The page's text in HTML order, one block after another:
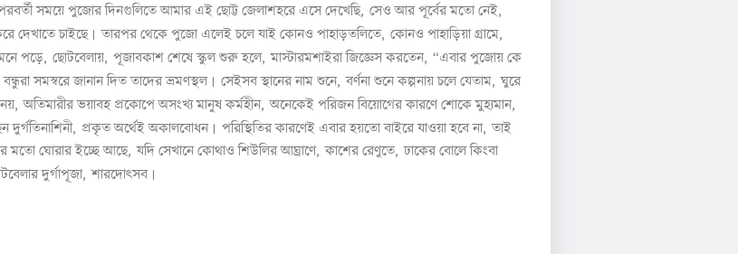
সময়েপুজোরদিনগুলিতেআমার এইছোট্টজেলাশহরে এসেদেখেছি, সেও আরপূর্বেরমতোনেই,
দেখাতেচাইছে । তারপরথেকেপুজো এলেইচলেযাইকোনও পাহাড়তলিতে, কোনও পাহাড়িয়াগ্রামে,
পড়ে, ছোটবেলায়, পূজাবকাশশেষেস্কুলশুরুহলে,মাস্টারমশাইরাজিজ্ঞেসকরতেন, “এবারপুজোয়কে
বন্ধুরাসমস্বরেজানানদিততাদেরভ্রমণস্থল। সেইসবস্থানেরনামশুনে,বর্ণনাশুনেকল্পনায়চলেযেতাম,ঘুরে
নয়,অতিমারীরভয়াবহ প্রকোপেঅসংখ্যমানুষকর্মহীন,অনেকেইপরিজনবিয়োগেরকারণেশোকেমুহ্যমান,
দুর্গতিনাশিনী, প্রকৃতঅর্থেইঅকালবোধন। পরিস্থিতিরকারণেই এবারহয়তোবাইরেযাওয়াহবেনা,তাই
মতোঘোরারইচ্ছেআছে,যদিসেখানেকোথাও শিউলিরআঘ্রাণে,কাশেররেণুতে,ঢাকেরবোলেকিংবা
দুর্গাপূজা,শারদোৎসব।